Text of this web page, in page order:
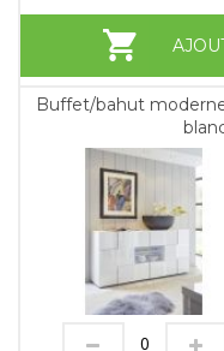
Buffet/bahut